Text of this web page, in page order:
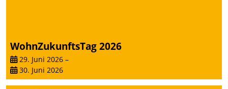
WohnZukunftsTag 2026
29. Juni 2026 –
30. Juni 2026